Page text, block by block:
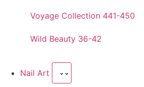
Voyage Collection 441-450
Wild Beauty 36-42
Nail Art